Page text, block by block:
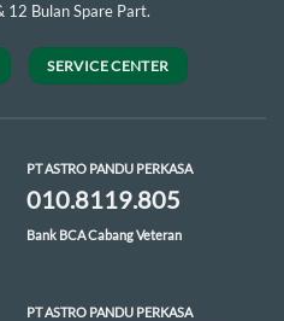
12 Bulan Spare Part.
SERVICE CENTER
PT ASTRO PANDU PERKASA
010.8119.805
Bank BCA Cabang Veteran
PT ASTRO PANDU PERKASA